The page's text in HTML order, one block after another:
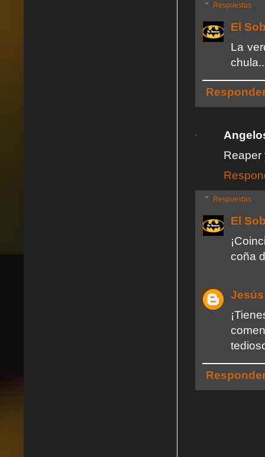
Respuestas
El
La
Reaper
Respuestas
El
coña
Jesús